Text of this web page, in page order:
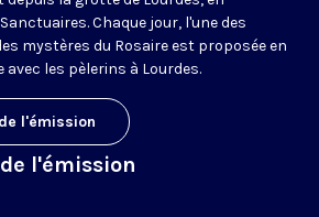
Chaque jour, l'une des
mystères du Rosaire est proposée en
les pèlerins à Lourdes.
l'émission
l'émission